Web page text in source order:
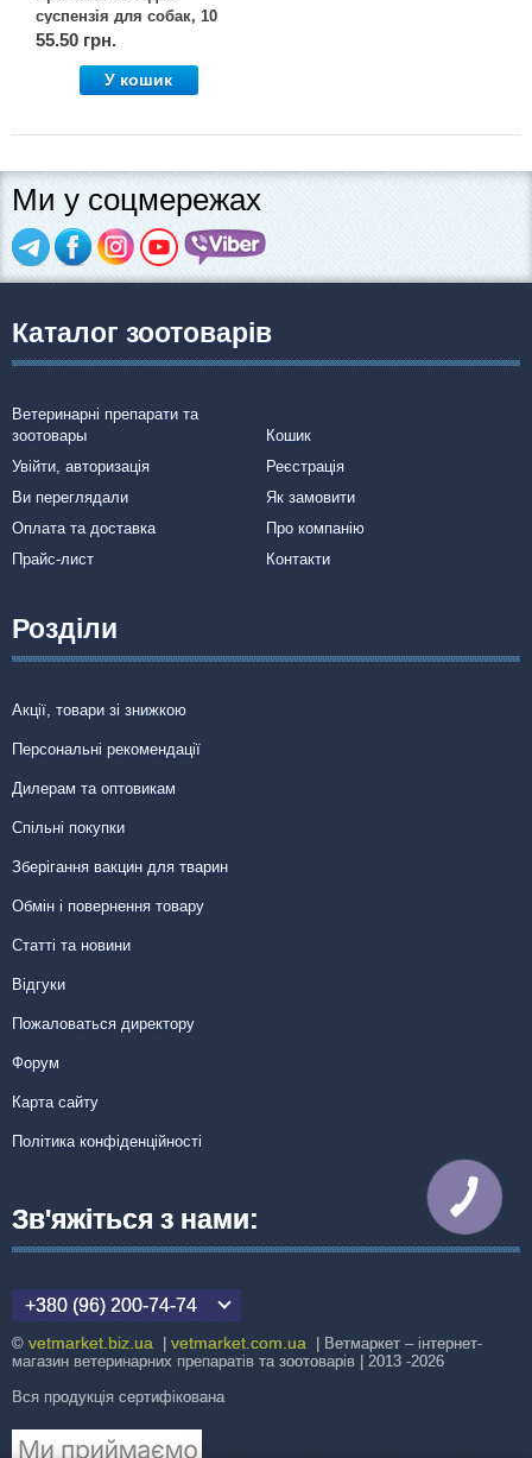
суспензія для собак, 10
мл, OLKAR. (Олкар)
55.50 грн.
У кошик
Ми у соцмережах
Каталог зоотоварів
Ветеринарні препарати та
зоотовары
Кошик
Увійти, авторизація
Реєстрація
Ви переглядали
Як замовити
Оплата та доставка
Про компанію
Прайс-лист
Контакти
Розділи
Акції, товари зі знижкою
Персональні рекомендації
Дилерам та оптовикам
Спільні покупки
Зберігання вакцин для тварин
Обмін і повернення товару
Статті та новини
Відгуки
Пожаловаться директору
Форум
Карта сайту
Політика конфіденційності
Зв'яжіться з нами:
+380 (96) 200-74-74
© vetmarket.biz.ua vetmarket.com.ua | Ветмаркет – інтернет-
магазин ветеринарних препаратів та зоотоварів | 2013 -2026
Вся продукція сертифікована
КНОПКА
ЗВ'ЯЗКУ